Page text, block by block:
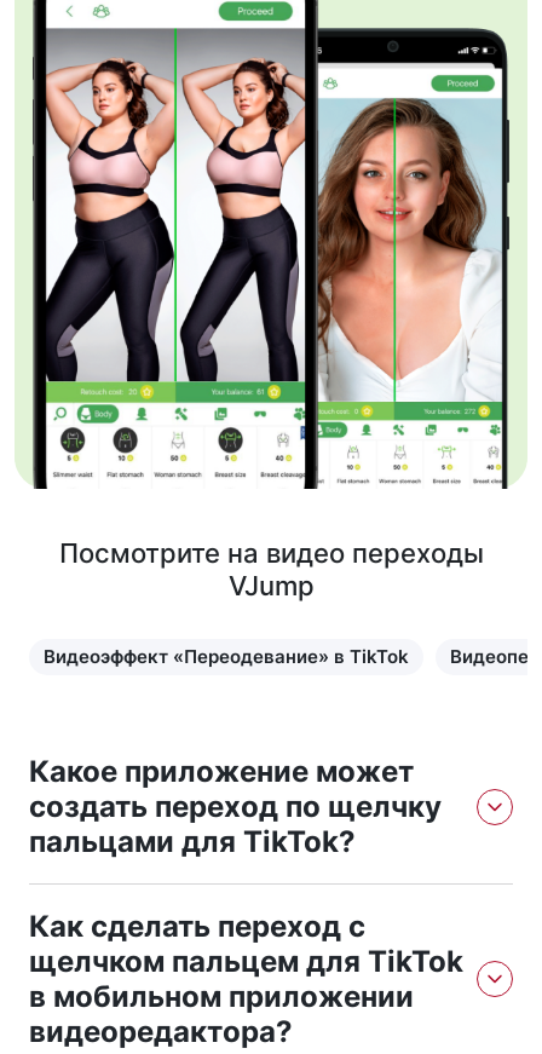
Посмотрите на видео переходы
VJump
Видеоэффект «Переодевание» в TikTok
Какое приложение может
создать переход по щелчку
пальцами для TikTok?
эффекты перехода по щелчку пальцами для Tiktok. Вам
нужно просто перейти по ссылке для скачивания,
установить приложение и следовать инструкциям.
Приложение не требует навыки монтажа, и вы можете
получить результат в короткие сроки.
Как сделать переход с
щелчком пальцем для TikTok
в мобильном приложении
видеоредактора?